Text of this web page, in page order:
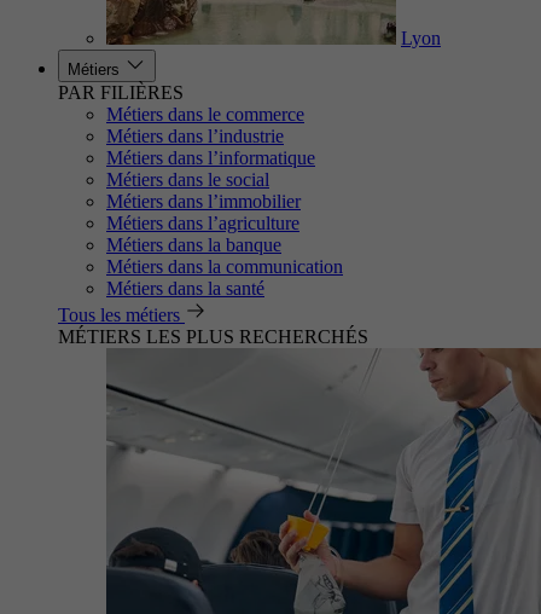
Lyon
Métiers
PAR FILIÈRES
Métiers dans le commerce
Métiers dans l’industrie
Métiers dans l’informatique
Métiers dans le social
Métiers dans l’immobilier
Métiers dans l’agriculture
Métiers dans la banque
Métiers dans la communication
Métiers dans la santé
Tous les métiers
MÉTIERS LES PLUS RECHERCHÉS